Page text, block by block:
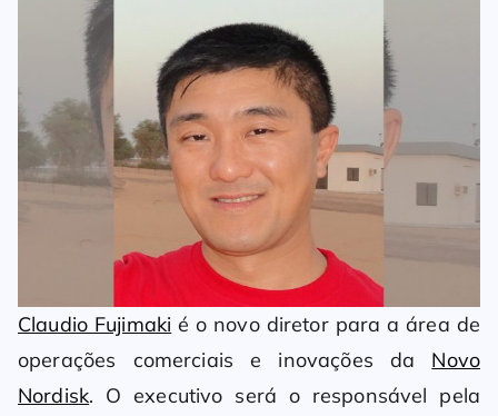
Claudio Fujimaki é o novo diretor para a área de
operações comerciais e inovações da Novo
Nordisk. O executivo será o responsável pela